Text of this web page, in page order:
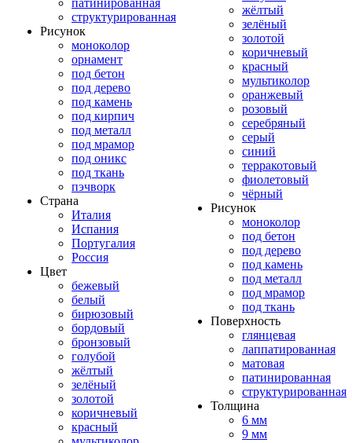
патинированная
структурированная
Рисунок
моноколор
орнамент
под бетон
под дерево
под камень
под кирпич
под металл
под мрамор
под оникс
под ткань
пэчворк
Страна
Италия
Испания
Португалия
Россия
Цвет
бежевый
белый
бирюзовый
бордовый
бронзовый
голубой
жёлтый
зелёный
золотой
коричневый
красный
жёлтый
зелёный
золотой
коричневый
красный
мультиколор
оранжевый
розовый
серебряный
серый
синий
терракотовый
фиолетовый
чёрный
Рисунок
моноколор
под бетон
под дерево
под камень
под металл
под мрамор
под ткань
Поверхность
глянцевая
лаппатированная
матовая
патинированная
структурированная
Толщина
6 мм
9 мм